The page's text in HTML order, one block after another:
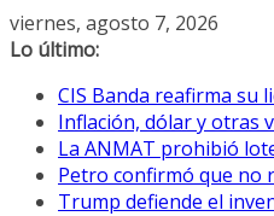
Saltar
al
viernes, agosto 7, 2026
Lo último:
CIS Banda reafirma su
Inflación, dólar y otras
La ANMAT prohibió
Petro confirmó que no
Trump defiende el